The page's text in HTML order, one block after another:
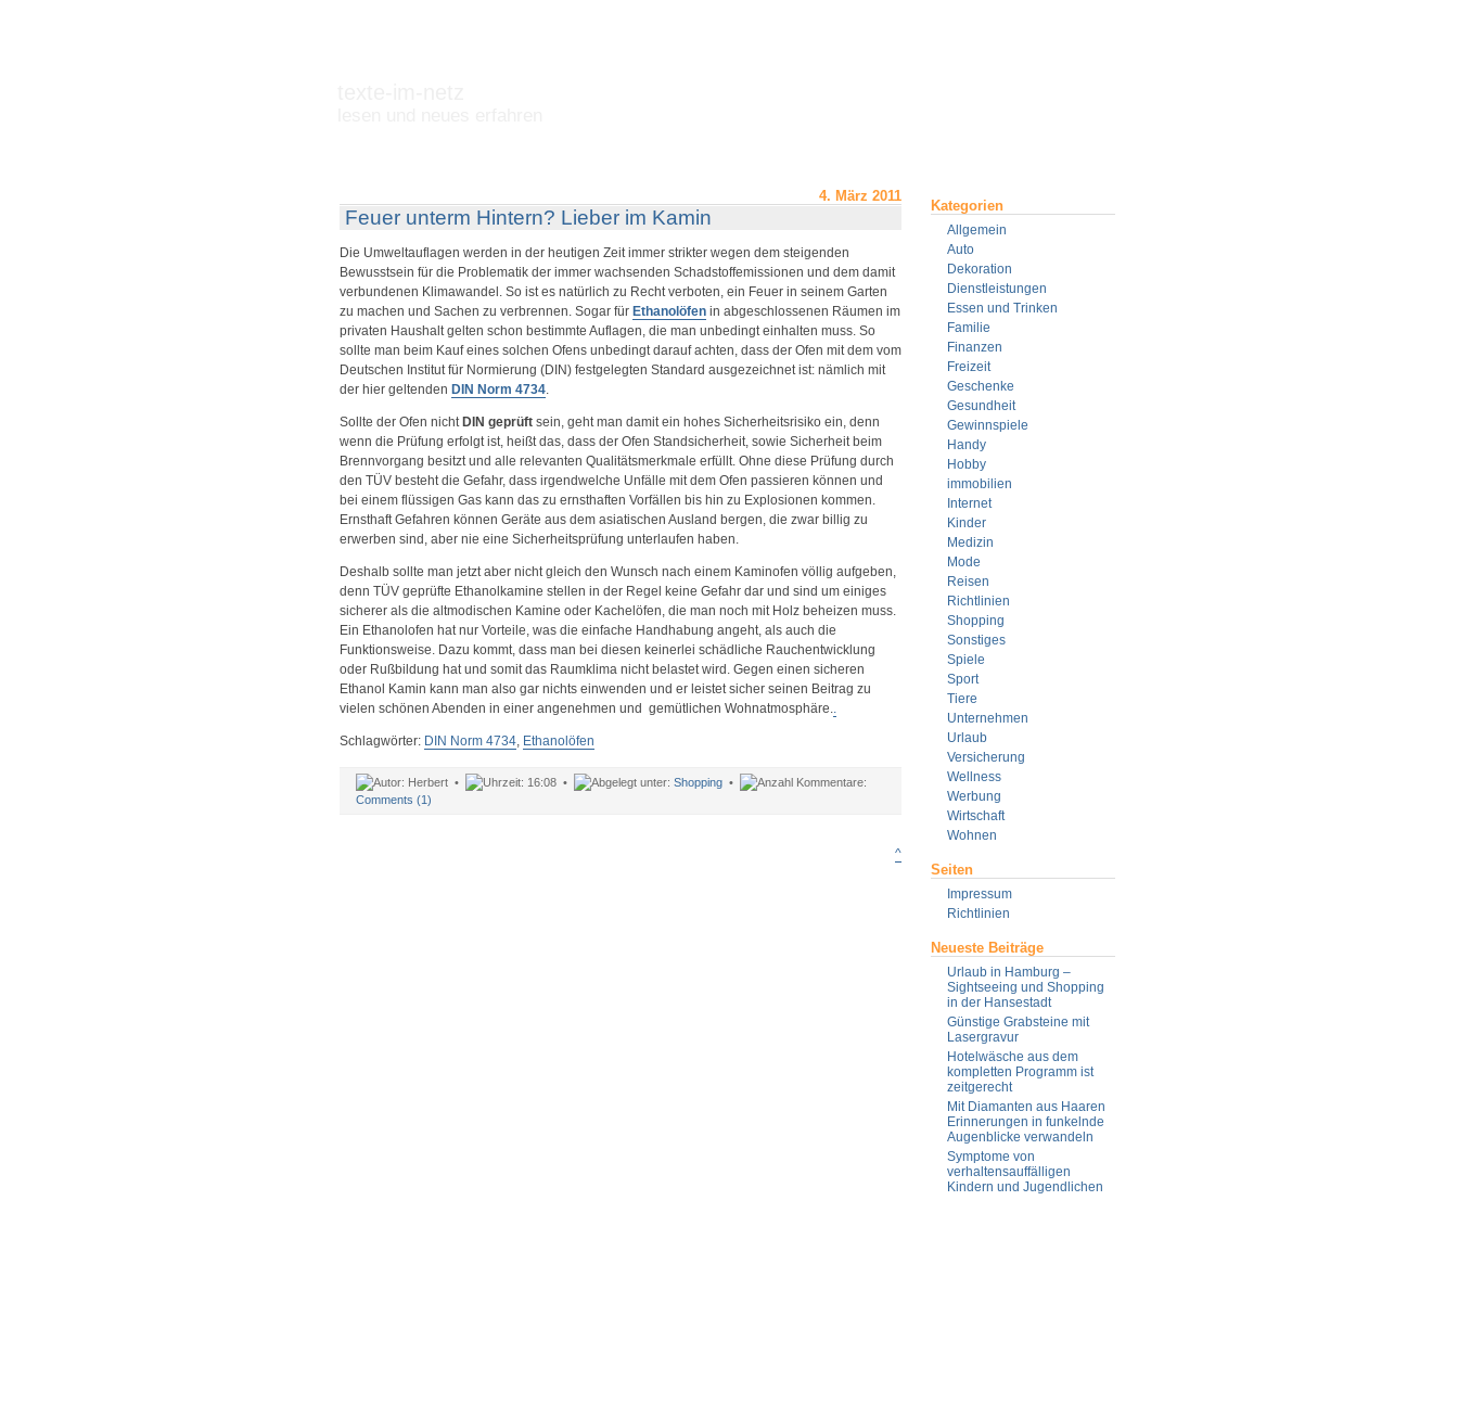
Kategorien
Allgemein
Auto
Dekoration
Dienstleistungen
Essen und Trinken
Familie
Finanzen
Freizeit
Geschenke
Gesundheit
Gewinnspiele
Handy
Hobby
immobilien
Internet
Kinder
Medizin
Mode
Reisen
Richtlinien
Shopping
Sonstiges
Spiele
Sport
Tiere
Unternehmen
Urlaub
Versicherung
Wellness
Werbung
Wirtschaft
Wohnen
Seiten
Impressum
Richtlinien
Neueste Beiträge
Urlaub in Hamburg –
Sightseeing und Shopping
in der Hansestadt
Günstige Grabsteine mit
Lasergravur
Hotelwäsche aus dem
kompletten Programm ist
zeitgerecht
Mit Diamanten aus Haaren
Erinnerungen in funkelnde
Augenblicke verwandeln
Symptome von
verhaltensauffälligen
Kindern und Jugendlichen
4. März 2011
Feuer unterm Hintern? Lieber im Kamin
Die Umweltauflagen werden in der heutigen Zeit immer strikter wegen dem steigenden
Bewusstsein für die Problematik der immer wachsenden Schadstoffemissionen und dem damit
verbundenen Klimawandel. So ist es natürlich zu Recht verboten, ein Feuer in seinem Garten
zu machen und Sachen zu verbrennen. Sogar für Ethanolöfenin abgeschlossenen Räumen im
privaten Haushalt gelten schon bestimmte Auflagen, die man unbedingt einhalten muss. So
sollte man beim Kauf eines solchen Ofens unbedingt darauf achten, dass der Ofen mit dem vom
Deutschen Institut für Normierung (DIN) festgelegten Standard ausgezeichnet ist: nämlich mit
der hier geltenden DIN Norm 4734.
Sollte der Ofen nicht DIN geprüftsein, geht man damit ein hohes Sicherheitsrisiko ein, denn
wenn die Prüfung erfolgt ist, heißt das, dass der Ofen Standsicherheit, sowie Sicherheit beim
Brennvorgang besitzt und alle relevanten Qualitätsmerkmale erfüllt. Ohne diese Prüfung durch
den TÜV besteht die Gefahr, dass irgendwelche Unfälle mit dem Ofen passieren können und
bei einem flüssigen Gas kann das zu ernsthaften Vorfällen bis hin zu Explosionen kommen.
Ernsthaft Gefahren können Geräte aus dem asiatischen Ausland bergen, die zwar billig zu
erwerben sind, aber nie eine Sicherheitsprüfung unterlaufen haben.
Deshalb sollte man jetzt aber nicht gleich den Wunsch nach einem Kaminofen völlig aufgeben,
denn TÜV geprüfte Ethanolkamine stellen in der Regel keine Gefahr dar und sind um einiges
sicherer als die altmodischen Kamine oder Kachelöfen, die man noch mit Holz beheizen muss.
Ein Ethanolofen hat nur Vorteile, was die einfache Handhabung angeht, als auch die
Funktionsweise. Dazu kommt, dass man bei diesen keinerlei schädliche Rauchentwicklung
oder Rußbildung hat und somit das Raumklima nicht belastet wird. Gegen einen sicheren
Ethanol Kamin kann man also gar nichts einwenden und er leistet sicher seinen Beitrag zu
vielen schönen Abenden in einer angenehmen und gemütlichen Wohnatmosphäre..
Schlagwörter: DIN Norm 4734, Ethanolöfen
Herbert • 16:08 • Shopping•
Comments (1)
^